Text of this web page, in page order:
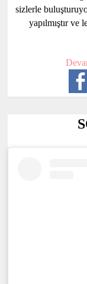
sizlerle
yapılmıştır